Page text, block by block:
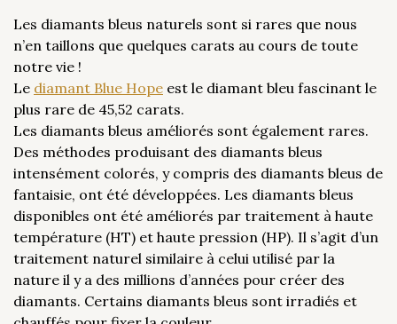
Les diamants bleus naturels sont si rares que nous
n’en taillons que quelques carats au cours de toute
notre vie !
Le diamant Blue Hope est le diamant bleu fascinant le
plus rare de 45,52 carats.
Les diamants bleus améliorés sont également rares.
Des méthodes produisant des diamants bleus
intensément colorés, y compris des diamants bleus de
fantaisie, ont été développées. Les diamants bleus
disponibles ont été améliorés par traitement à haute
température (HT) et haute pression (HP). Il s’agit d’un
traitement naturel similaire à celui utilisé par la
nature il y a des millions d’années pour créer des
diamants. Certains diamants bleus sont irradiés et